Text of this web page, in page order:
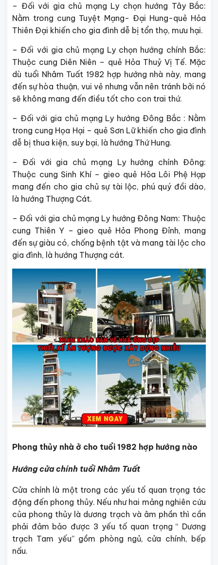
– Đối với gia chủ mạng Ly chọn hướng Tây Bắc:
Nằm trong cung Tuyệt Mạng- Đại Hung-quẻ Hỏa
Thiên Đại khiến cho gia đình dễ bị tổn thọ, mưu hại.
– Đối với gia chủ mạng Ly chọn hướng chính Bắc:
Thuộc cung Diên Niên – quẻ Hỏa Thuỷ Vị Tế. Mặc
dù tuổi Nhâm Tuất 1982 hợp hướng nhà này, mang
đến sự hòa thuận, vui vẻ nhưng vẫn nên tránh bởi nó
sẽ không mang đến điều tốt cho con trai thứ.
– Đối với gia chủ mạng Ly hướng Đông Bắc : Nằm
trong cung Họa Hại – quẻ Sơn Lữ khiến cho gia đình
dễ bị thua kiện, suy bại, là hướng Thứ Hung.
– Đối với gia chủ mạng Ly hướng chính Đông:
Thuộc cung Sinh Khí – gieo quẻ Hỏa Lôi Phệ Hạp
mang đến cho gia chủ sự tài lộc, phú quý đồi dào,
là hướng Thượng Cát.
– Đối với gia chủ mạng Ly hướng Đông Nam: Thuộc
cung Thiên Y – gieo quẻ Hỏa Phong Đỉnh, mang
đến sự giàu có, chống bệnh tật và mang tài lộc cho
gia đình, là hướng Thượng cát.
Phong thủy nhà ở cho tuổi 1982 hợp hướng nào
Hướng cửa chính tuổi Nhâm Tuất
Cửa chính là một trong các yếu tố quan trọng tác
động đến phong thủy. Nếu như hai mảng nghiên cứu
của phong thủy là dương trạch và âm phần thì cần
phải đảm bảo được 3 yếu tố quan trọng “ Dương
trạch Tam yếu” gồm phòng ngủ, cửa chính, bếp
nấu.